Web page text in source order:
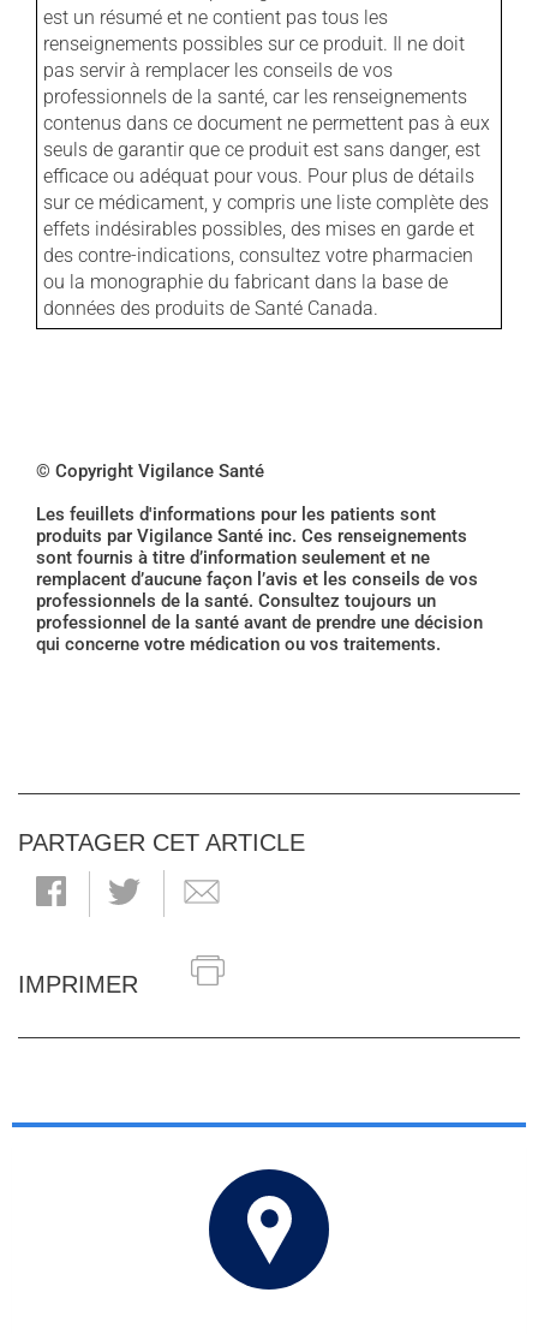
est un résumé et ne contient pas tous les
renseignements possibles sur ce produit. Il ne doit
pas servir à remplacer les conseils de vos
professionnels de la santé, car les renseignements
contenus dans ce document ne permettent pas à eux
seuls de garantir que ce produit est sans danger, est
efficace ou adéquat pour vous. Pour plus de détails
sur ce médicament, y compris une liste complète des
effets indésirables possibles, des mises en garde et
des contre-indications, consultez votre pharmacien
ou la monographie du fabricant dans la base de
données des produits de Santé Canada.
© Copyright Vigilance Santé
Les feuillets d'informations pour les patients sont
produits par Vigilance Santé inc. Ces renseignements
sont fournis à titre d’information seulement et ne
remplacent d’aucune façon l’avis et les conseils de vos
professionnels de la santé. Consultez toujours un
professionnel de la santé avant de prendre une décision
qui concerne votre médication ou vos traitements.
PARTAGER CET ARTICLE
IMPRIMER